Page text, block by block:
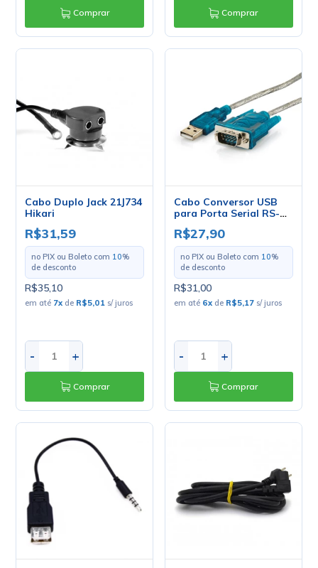
Comprar Comprar
Cabo Duplo Jack 21J734
Hikari
R$31,59
no PIX ou Boleto com 10%
de desconto
R$35,10
em até 7x de R$5,01 s/ juros
- +
Comprar
Cabo Conversor USB
para Porta Serial RS-
232 Macho
R$27,90
no PIX ou Boleto com 10%
de desconto
R$31,00
em até 6x de R$5,17 s/ juros
- +
Comprar